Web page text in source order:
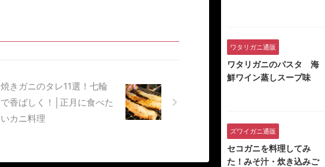
焼きガニのタレ11選！七輪
で香ばしく！│正月に食べた
いカニ料理
ワタリガニ通販
ワタリガニのパスタ 海
鮮ワイン蒸しスープ味
ズワイガニ通販
セコガニを料理してみ
た！みそ汁・炊き込みご